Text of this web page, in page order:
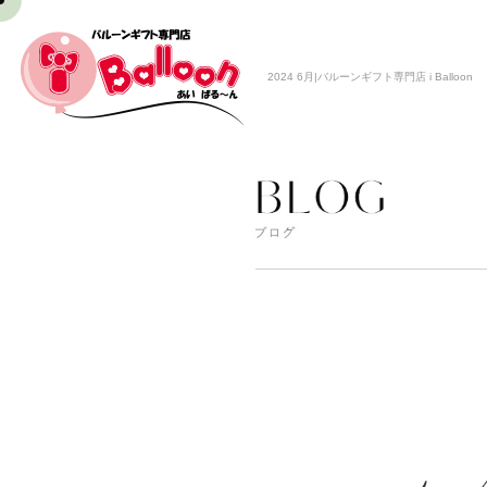
2024 6月|バルーンギフト専門店 i Balloon